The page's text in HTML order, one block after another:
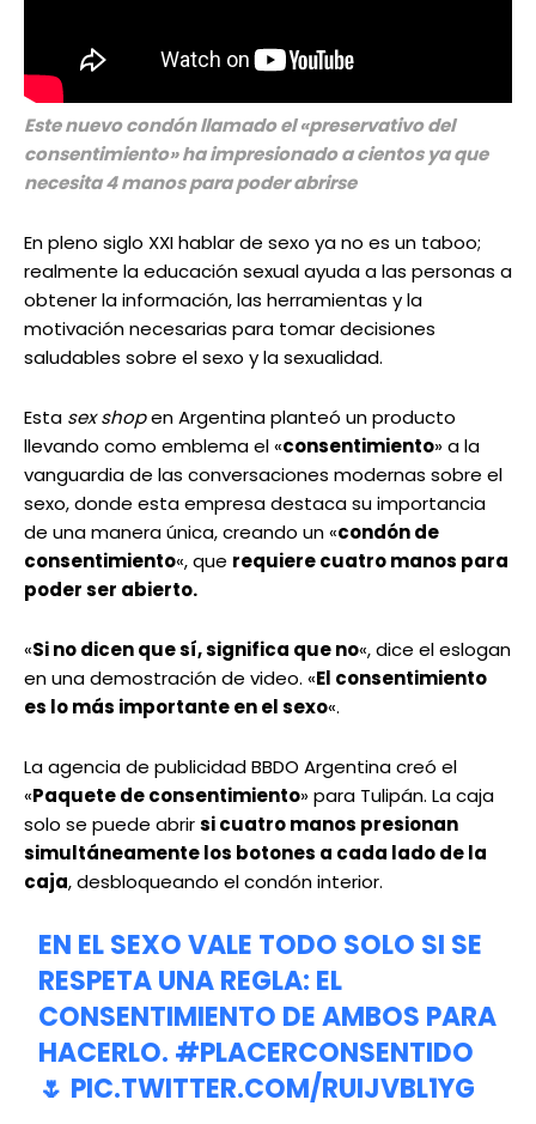
Este nuevo condón llamado el «preservativo del
consentimiento» ha impresionado a cientos ya que
necesita 4 manos para poder abrirse
En pleno siglo XXI hablar de sexo ya no es un taboo;
realmente la educación sexual ayuda a las personas a
obtener la información, las herramientas y la
motivación necesarias para tomar decisiones
saludables sobre el sexo y la sexualidad.
Esta sex shopen Argentina planteó un producto
llevando como emblema el «consentimiento» a la
vanguardia de las conversaciones modernas sobre el
sexo, donde esta empresa destaca su importancia
de una manera única, creando un «condón de
consentimiento«, que requiere cuatro manos para
poder ser abierto.
«Si no dicen que sí, significa que no«, dice el eslogan
en una demostración de video. «El consentimiento
es lo más importante en el sexo«.
La agencia de publicidad BBDO Argentina creó el
«Paquete de consentimiento» para Tulipán. La caja
solo se puede abrirsi cuatro manos presionan
simultáneamente los botones a cada lado de la
caja, desbloqueando el condón interior.
EN EL SEXO VALE TODO SOLO SI SE
RESPETA UNA REGLA: EL
CONSENTIMIENTO DE AMBOS PARA
HACERLO. #PLACERCONSENTIDO
🌷 PIC.TWITTER.COM/RUIJVBL1YG